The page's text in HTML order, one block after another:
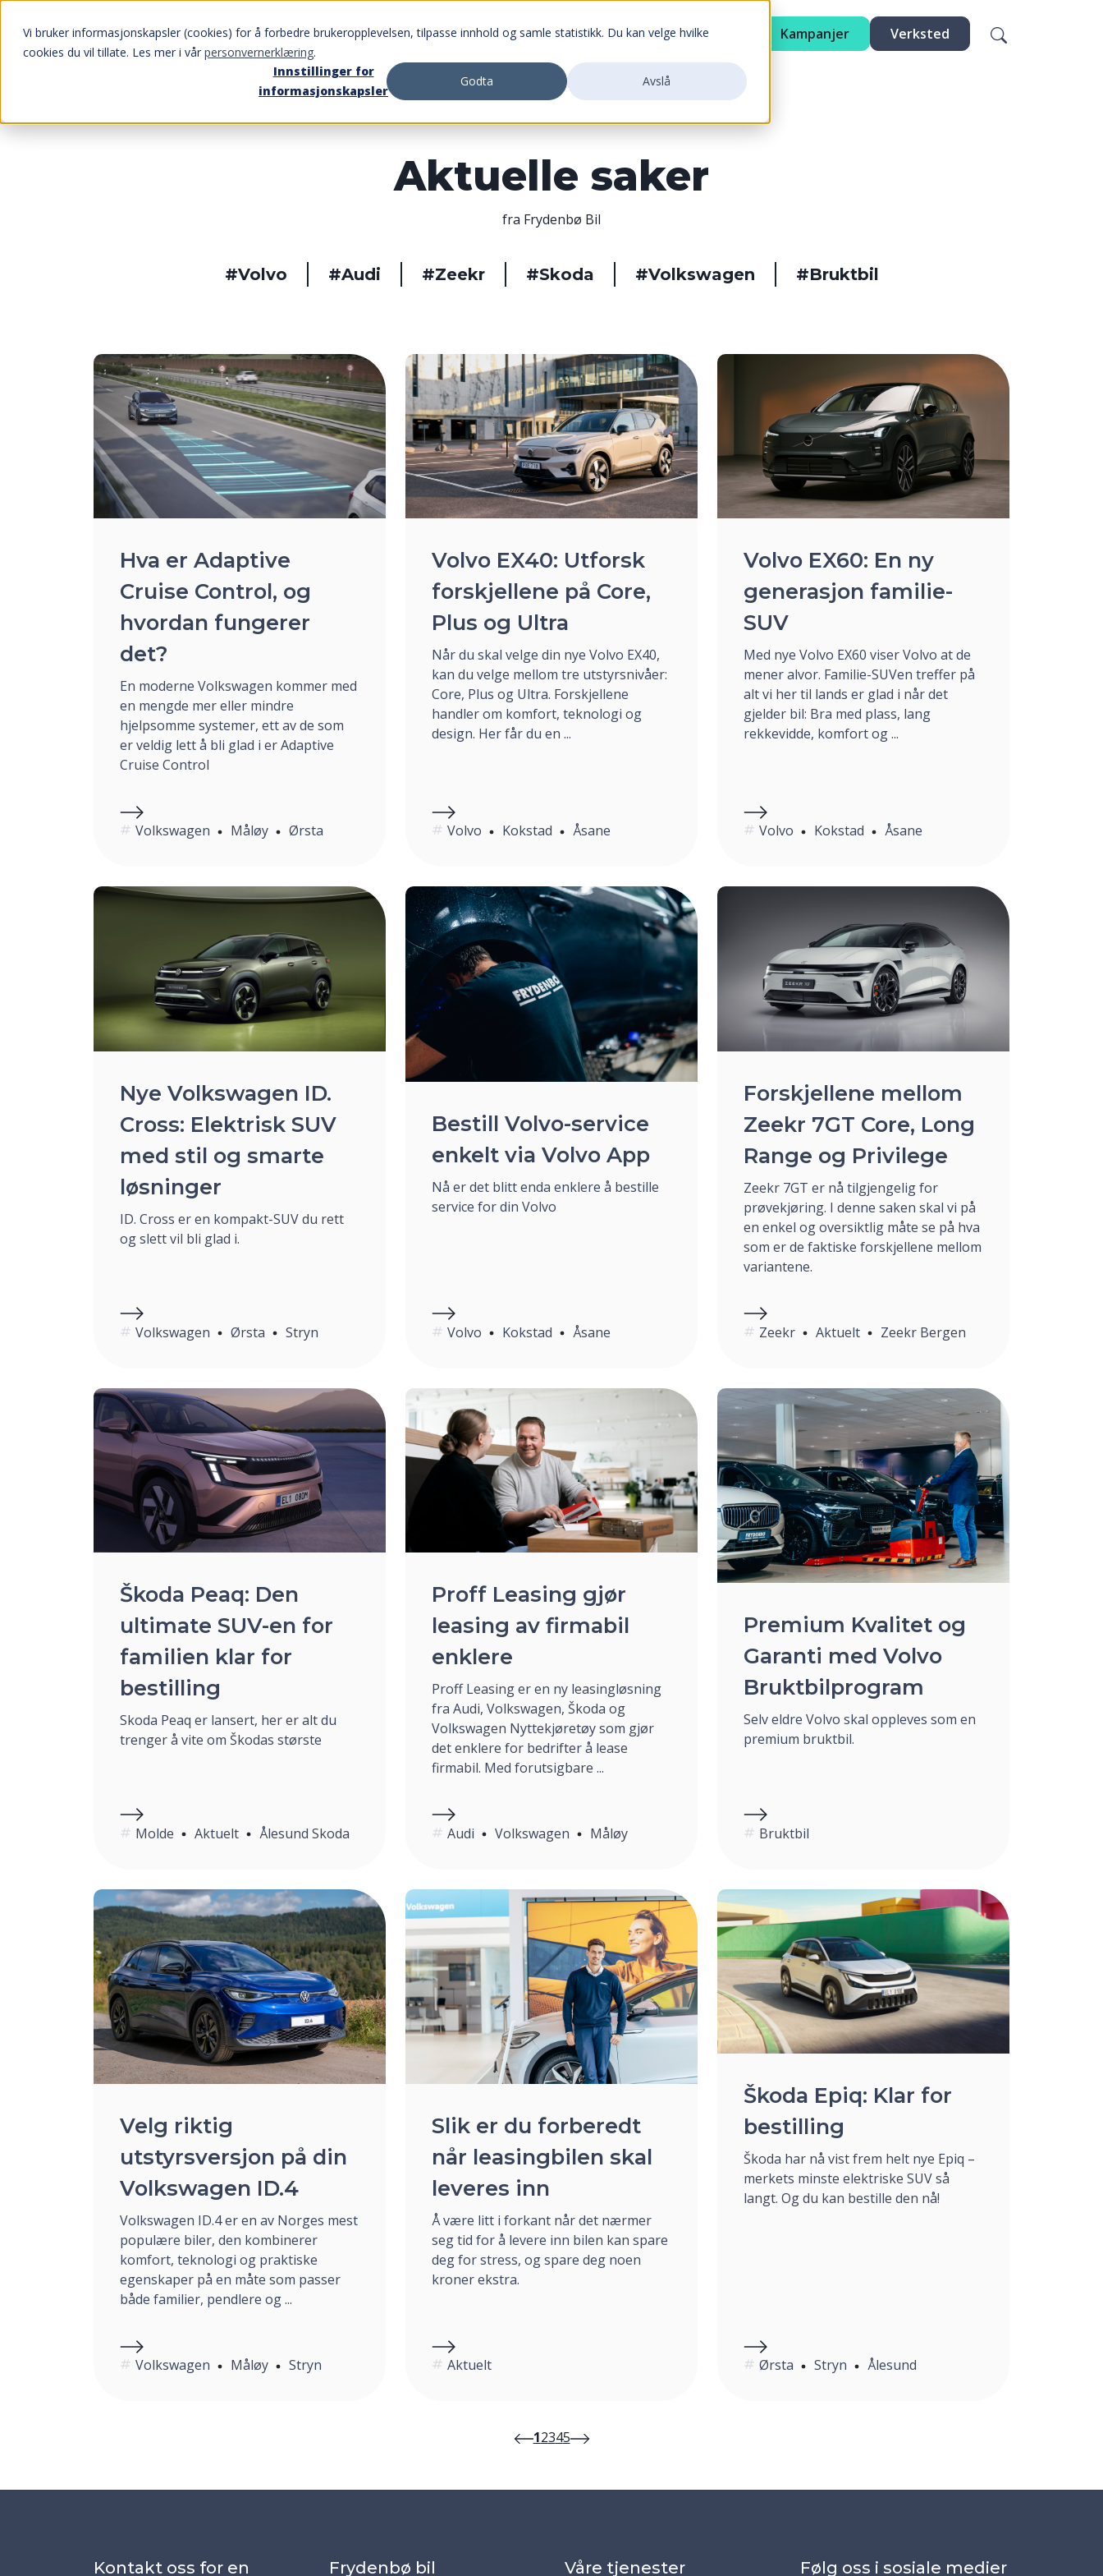
Vi bruker informasjonskapsler (cookies) for å forbedre brukeropplevelsen, tilpasse innhold og samle statistikk. Du kan velge hvilke
cookies du vil tillate. Les mer i vår personvernerklæring.
Innstillinger for
informasjonskapsler
Godta Avslå
Finn avdeling Nybil Bruktbil Kampanjer Verksted
Aktuelle saker
fra Frydenbø Bil
#Volvo #Audi #Zeekr #Skoda #Volkswagen #Bruktbil
Hva er Adaptive
Cruise Control, og
hvordan fungerer
det?
En moderne Volkswagen kommer med
en mengde mer eller mindre
hjelpsomme systemer, ett av de som
er veldig lett å bli glad i er Adaptive
Cruise Control
Volkswagen Måløy Ørsta
Volvo EX40: Utforsk
forskjellene på Core,
Plus og Ultra
Når du skal velge din nye Volvo EX40,
kan du velge mellom tre utstyrsnivåer:
Core, Plus og Ultra. Forskjellene
handler om komfort, teknologi og
design. Her får du en ...
Volvo Kokstad Åsane
Volvo EX60: En ny
generasjon familie-
SUV
Med nye Volvo EX60 viser Volvo at de
mener alvor. Familie-SUVen treffer på
alt vi her til lands er glad i når det
gjelder bil: Bra med plass, lang
rekkevidde, komfort og ...
Volvo Kokstad Åsane
Nye Volkswagen ID.
Cross: Elektrisk SUV
med stil og smarte
løsninger
ID. Cross er en kompakt-SUV du rett
og slett vil bli glad i.
Volkswagen Ørsta Stryn
Bestill Volvo-service
enkelt via Volvo App
Nå er det blitt enda enklere å bestille
service for din Volvo
Volvo Kokstad Åsane
Forskjellene mellom
Zeekr 7GT Core, Long
Range og Privilege
Zeekr 7GT er nå tilgjengelig for
prøvekjøring. I denne saken skal vi på
en enkel og oversiktlig måte se på hva
som er de faktiske forskjellene mellom
variantene.
Zeekr Aktuelt Zeekr Bergen
Škoda Peaq: Den
ultimate SUV-en for
familien klar for
bestilling
Skoda Peaq er lansert, her er alt du
trenger å vite om Škodas største
Molde Aktuelt Ålesund Skoda
Proff Leasing gjør
leasing av firmabil
enklere
Proff Leasing er en ny leasingløsning
fra Audi, Volkswagen, Škoda og
Volkswagen Nyttekjøretøy som gjør
det enklere for bedrifter å lease
firmabil. Med forutsigbare ...
Audi Volkswagen Måløy
Premium Kvalitet og
Garanti med Volvo
Bruktbilprogram
Selv eldre Volvo skal oppleves som en
premium bruktbil.
Bruktbil
Velg riktig
utstyrsversjon på din
Volkswagen ID.4
Volkswagen ID.4 er en av Norges mest
populære biler, den kombinerer
komfort, teknologi og praktiske
egenskaper på en måte som passer
både familier, pendlere og ...
Volkswagen Måløy Stryn
Slik er du forberedt
når leasingbilen skal
leveres inn
Å være litt i forkant når det nærmer
seg tid for å levere inn bilen kan spare
deg for stress, og spare deg noen
kroner ekstra.
Aktuelt
Škoda Epiq: Klar for
bestilling
Škoda har nå vist frem helt nye Epiq –
merkets minste elektriske SUV så
langt. Og du kan bestille den nå!
Ørsta Stryn Ålesund
Forrige
12345Neste
Kontakt oss for en Frydenbø bil Våre tjenester Følg oss i sosiale medier